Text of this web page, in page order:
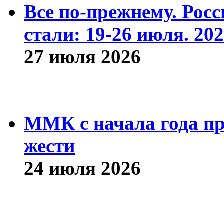
Все по-прежнему.
стали: 19-26 июля.
27 июля 2026
ММК с начала года
жести
24 июля 2026